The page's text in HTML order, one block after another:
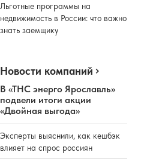
Льготные программы на
недвижимость в России: что важно
знать заемщику
Новости компаний
В «ТНС энерго Ярославль»
подвели итоги акции
«Двойная выгода»
Эксперты выяснили, как кешбэк
влияет на спрос россиян